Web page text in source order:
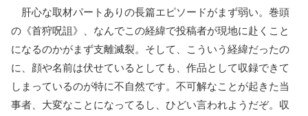
肝心な取材パートありの長篇エピソードがまず弱い。巻頭
の《首狩呪詛》、なんでこの経緯で投稿者が現地に赴くこと
になるのかがまず支離滅裂。そして、こういう経緯だったの
に、顔や名前は伏せているとしても、作品として収録できて
しまっているのが特に不自然です。不可解なことが起きた当
事者、大変なことになってるし、ひどい言われようだぞ。収